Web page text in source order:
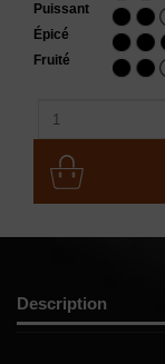
Puissant
Épicé
Fruité
Description